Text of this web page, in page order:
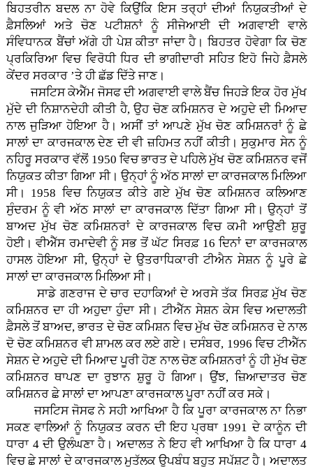
ਬਿਹਤਰੀਨ ਬਦਲ ਨਾ ਹੋਵੇ ਕਿਉਂਕਿ ਇਸ ਤਰ੍ਹਾਂ ਦੀਆਂ ਨਿਯੁਕਤੀਆਂ ਦੇ
ਫ਼ੈਸਲਿਆਂ ਅਤੇ ਚੋਣ ਪਟੀਸ਼ਨਾਂ ਨੂੰ ਸੀਜੇਆਈ ਦੀ ਅਗਵਾਈ ਵਾਲੇ
ਸੰਵਿਧਾਨਕ ਬੈਂਚਾਂ ਅੱਗੇ ਹੀ ਪੇਸ਼ ਕੀਤਾ ਜਾਂਦਾ ਹੈ। ਬਿਹਤਰ ਹੋਵੇਗਾ ਕਿ ਚੋਣ
ਪ੍ਰਕਿਰਿਆ ਵਿਚ ਵਿਰੋਧੀ ਧਿਰ ਦੀ ਭਾਗੀਦਾਰੀ ਸਹਿਤ ਇਹੋ ਜਿਹੇ ਫ਼ੈਸਲੇ
ਕੇਂਦਰ ਸਰਕਾਰ ’ਤੇ ਹੀ ਛੱਡ ਦਿੱਤੇ ਜਾਣ।
ਜਸਟਿਸ ਕੇਐੱਮ ਜੋਸਫ ਦੀ ਅਗਵਾਈ ਵਾਲੇ ਬੈਂਚ ਜਿਹੜੇ ਇਕ ਹੋਰ ਮੁੱਖ
ਮੁੱਦੇ ਦੀ ਨਿਸ਼ਾਨਦੇਹੀ ਕੀਤੀ ਹੈ, ਉਹ ਚੋਣ ਕਮਿਸ਼ਨਰ ਦੇ ਅਹੁਦੇ ਦੀ ਮਿਆਦ
ਨਾਲ ਜੁੜਿਆ ਹੋਇਆ ਹੈ। ਅਸੀਂ ਤਾਂ ਆਪਣੇ ਮੁੱਖ ਚੋਣ ਕਮਿਸ਼ਨਰਾਂ ਨੂੰ ਛੇ
ਸਾਲਾਂ ਦਾ ਕਾਰਜਕਾਲ ਦੇਣ ਦੀ ਵੀ ਜ਼ਹਿਮਤ ਨਹੀਂ ਕੀਤੀ। ਸੁਕੁਮਾਰ ਸੇਨ ਨੂੰ
ਨਹਿਰੂ ਸਰਕਾਰ ਵੱਲੋਂ 1950 ਵਿਚ ਭਾਰਤ ਦੇ ਪਹਿਲੇ ਮੁੱਖ ਚੋਣ ਕਮਿਸ਼ਨਰ ਵਜੋਂ
ਨਿਯੁਕਤ ਕੀਤਾ ਗਿਆ ਸੀ। ਉਨ੍ਹਾਂ ਨੂੰ ਅੱਠ ਸਾਲਾਂ ਦਾ ਕਾਰਜਕਾਲ ਮਿਲਿਆ
ਸੀ। 1958 ਵਿਚ ਨਿਯੁਕਤ ਕੀਤੇ ਗਏ ਮੁੱਖ ਚੋਣ ਕਮਿਸ਼ਨਰ ਕਲਿਆਣ
ਸੁੰਦਰਮ ਨੂੰ ਵੀ ਅੱਠ ਸਾਲਾਂ ਦਾ ਕਾਰਜਕਾਲ ਦਿੱਤਾ ਗਿਆ ਸੀ। ਉਨ੍ਹਾਂ ਤੋਂ
ਬਾਅਦ ਮੁੱਖ ਚੋਣ ਕਮਿਸ਼ਨਰਾਂ ਦੇ ਕਾਰਜਕਾਲ ਵਿਚ ਕਮੀ ਆਉਣੀ ਸ਼ੁਰੂ
ਹੋਈ। ਵੀਐੱਸ ਰਮਾਦੇਵੀ ਨੂੰ ਸਭ ਤੋਂ ਘੱਟ ਸਿਰਫ਼ 16 ਦਿਨਾਂ ਦਾ ਕਾਰਜਕਾਲ
ਹਾਸਲ ਹੋਇਆ ਸੀ, ਉਨ੍ਹਾਂ ਦੇ ਉਤਰਾਧਿਕਾਰੀ ਟੀਐਨ ਸੇਸ਼ਨ ਨੂੰ ਪੂਰੇ ਛੇ
ਸਾਲਾਂ ਦਾ ਕਾਰਜਕਾਲ ਮਿਲਿਆ ਸੀ।
ਸਾਡੇ ਗਣਰਾਜ ਦੇ ਚਾਰ ਦਹਾਕਿਆਂ ਦੇ ਅਰਸੇ ਤੱਕ ਸਿਰਫ਼ ਮੁੱਖ ਚੋਣ
ਕਮਿਸ਼ਨਰ ਦਾ ਹੀ ਅਹੁਦਾ ਹੁੰਦਾ ਸੀ। ਟੀਐੱਨ ਸੇਸ਼ਨ ਕੇਸ ਵਿਚ ਅਦਾਲਤੀ
ਫ਼ੈਸਲੇ ਤੋਂ ਬਾਅਦ, ਭਾਰਤ ਦੇ ਚੋਣ ਕਮਿਸ਼ਨ ਵਿਚ ਮੁੱਖ ਚੋਣ ਕਮਿਸ਼ਨਰ ਦੇ ਨਾਲ
ਦੋ ਚੋਣ ਕਮਿਸ਼ਨਰ ਵੀ ਸ਼ਾਮਲ ਕਰ ਲਏ ਗਏ। ਦਸੰਬਰ, 1996 ਵਿਚ ਟੀਐੱਨ
ਸੇਸ਼ਨ ਦੇ ਅਹੁਦੇ ਦੀ ਮਿਆਦ ਪੂਰੀ ਹੋਣ ਨਾਲ ਚੋਣ ਕਮਿਸ਼ਨਰਾਂ ਨੂੰ ਹੀ ਮੁੱਖ ਚੋਣ
ਕਮਿਸ਼ਨਰ ਥਾਪਣ ਦਾ ਰੁਝਾਨ ਸ਼ੁਰੂ ਹੋ ਗਿਆ। ਉਂਝ, ਜ਼ਿਆਦਾਤਰ ਚੋਣ
ਕਮਿਸ਼ਨਰ ਛੇ ਸਾਲਾਂ ਦਾ ਆਪਣਾ ਕਾਰਜਕਾਲ ਪੂਰਾ ਨਹੀਂ ਕਰ ਸਕੇ।
ਜਸਟਿਸ ਜੋਸਫ ਨੇ ਸਹੀ ਆਖਿਆ ਹੈ ਕਿ ਪੂਰਾ ਕਾਰਜਕਾਲ ਨਾ ਨਿਭਾ
ਸਕਣ ਵਾਲਿਆਂ ਨੂੰ ਨਿਯੁਕਤ ਕਰਨ ਦੀ ਇਹ ਪ੍ਰਥਾ 1991 ਦੇ ਕਾਨੂੰਨ ਦੀ
ਧਾਰਾ 4 ਦੀ ਉਲੰਘਣਾ ਹੈ। ਅਦਾਲਤ ਨੇ ਇਹ ਵੀ ਆਖਿਆ ਹੈ ਕਿ ਧਾਰਾ 4
ਵਿਚ ਛੇ ਸਾਲਾਂ ਦੇ ਕਾਰਜਕਾਲ ਮੁਤੱਲਕ ਉਪਬੰਧ ਬਹੁਤ ਸਪੱਸ਼ਟ ਹੈ। ਅਦਾਲਤ